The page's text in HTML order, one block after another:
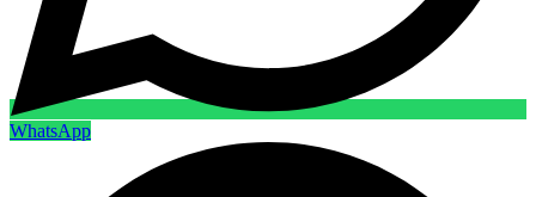
WhatsApp